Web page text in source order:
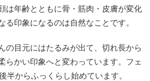
は年齢とともに骨・筋肉・皮膚が変化
る印象になるのは自然なことです。
の目元にはたるみが出て、切れ長から
らかい印象へと変わっています。フェ
半からふっくらし始めています。